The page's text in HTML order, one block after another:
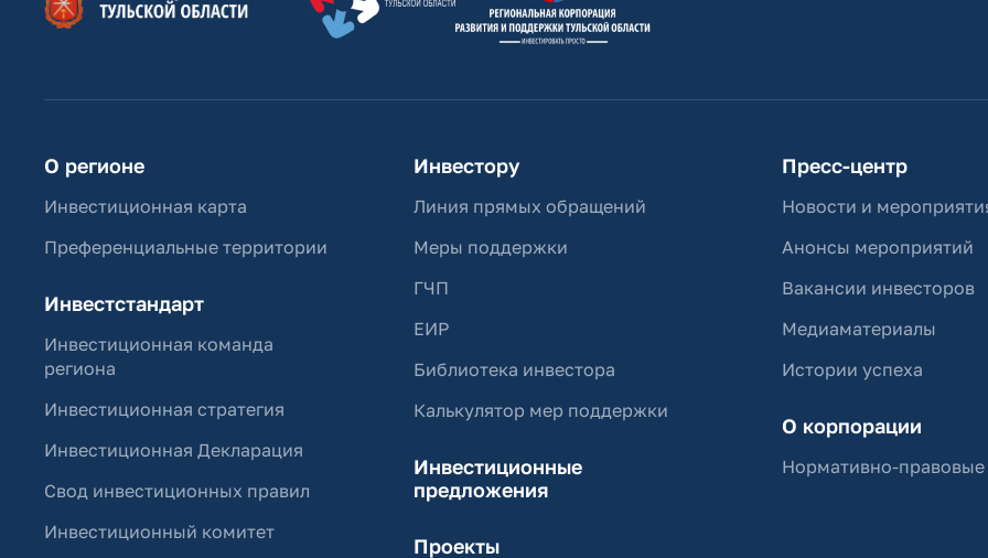
О регионе
Инвестиционная карта
Преференциальные территории
Инвестстандарт
Инвестиционная команда
региона
Инвестиционная стратегия
Инвестиционная Декларация
Свод инвестиционных правил
Инвестиционный комитет
Инвестору
Линия прямых обращений
Меры поддержки
ГЧП
ЕИР
Библиотека инвестора
Калькулятор мер поддержки
Инвестиционные
предложения
Проекты
Пресс-центр
Новости и
Анонсы мероприятий
Вакансии инвесторов
Медиаматериалы
Истории успеха
О корпорации
Нормативно-правовые